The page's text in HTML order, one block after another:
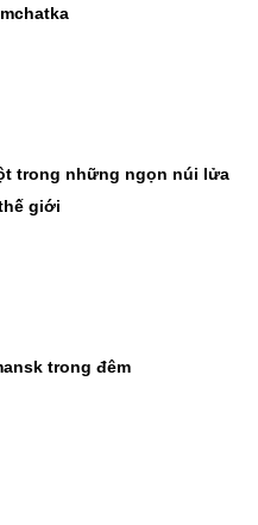
trong những ngọn núi lửa
giới
trong đêm